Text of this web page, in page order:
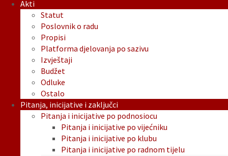
Akti
Statut
Poslovnik o radu
Propisi
Platforma djelovanja po sazivu
Izvještaji
Budžet
Odluke
Ostalo
Pitanja, inicijative i zaključci
Pitanja i inicijative po podnosiocu
Pitanja i inicijative po vijećniku
Pitanja i inicijative po klubu
Pitanja i inicijative po radnom tijelu